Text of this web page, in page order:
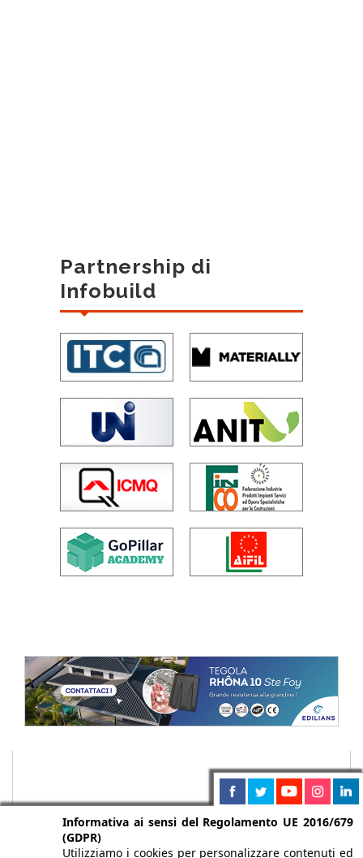
Partnership di
Infobuild
Informativa ai sensi del Regolamento UE 2016/679
(GDPR)
Utilizziamo i cookies per personalizzare contenuti ed